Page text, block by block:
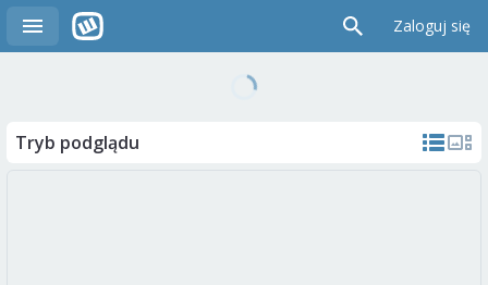
Zaloguj się
Tryb podglądu